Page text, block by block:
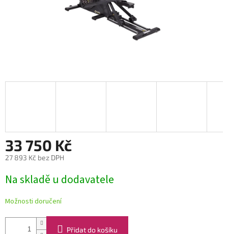
33 750 Kč
27 893 Kč bez DPH
cena:
Na skladě u dodavatele
Možnosti doručení
Přidat do košíku